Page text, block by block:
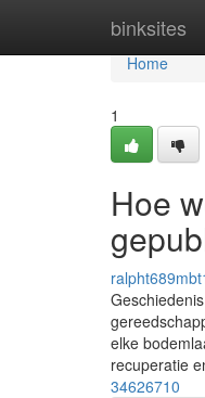
binksites
Home
Home
1
Hoe
elke
recuperatie
34626710